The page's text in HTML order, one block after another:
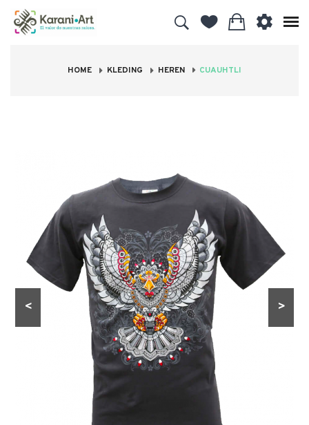
HOME KLEDING HEREN CUAUHTLI
>
<